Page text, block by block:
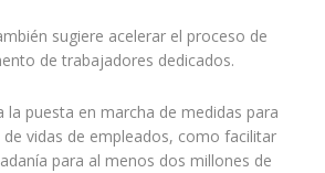
sugiere acelerar el proceso de
de trabajadores dedicados.
la puesta en marcha de medidas para
vidas de empleados, como facilitar
para al menos dos millones de